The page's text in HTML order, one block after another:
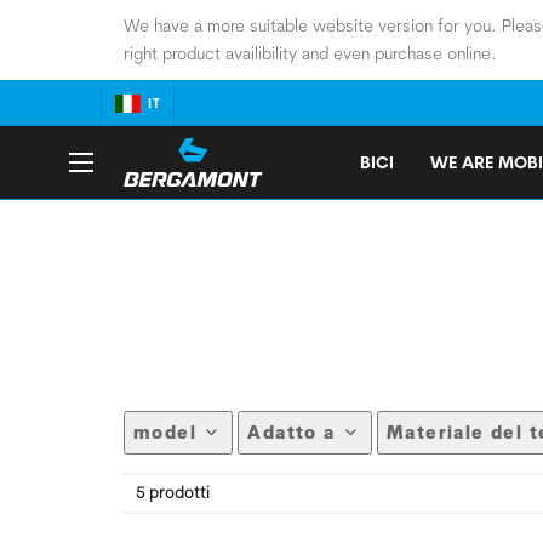
We have a more suitable website version for you.
right product availibility and even purchase online.
IT
BICI WE ARE
model Adatto a Materiale del
5 prodotti